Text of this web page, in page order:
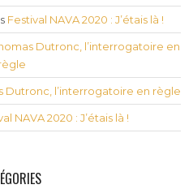
Festival NAVA 2020 : J’étais là !
Dutronc, l’interrogatoire en
Dutronc, l’interrogatoire en règle
NAVA 2020 : J’étais là !